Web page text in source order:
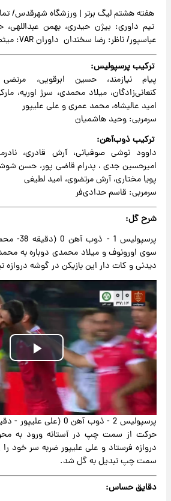
هفته هشتم لیگ برتر | ورزشگاه شهرقدس/
تیم داوری: بیژن حیدری، بهمن
عباسپور/ ناظر: رضا سخندان داوران VAR: میثم حیدری، علی بای
ترکیب پرسپولیس:
پیام نیازمند، حسین ابرقویی،
کنعانی‌زادگان، میلاد محمدی، سرژ اوریه،
امید عالیشاه، محمد عمری و علی علیپور
سرمربی: وحید هاشمیان
ترکیب ذوب‌آهن:
داوود نوشی صوفیانی، آرش قادری،
امیرحسین جدی ، پدرام قاضی پور، حسن
پویا مختاری، آرش مرتضوی، امید لطیفی
سرمربی: قاسم حدادی‌فر
شرح گل:
پرسپولیس
سوی اورونوف و میلاد محمدی دوباره به
دیدنی و کات دار این بازیکن در گوشه
Play
حرکت از سمت چپ در آستانه ورود به
دروازه فرستاد و علی علیپور ضربه سر خود
سمت چپ تبدیل به گل شد.
دقایق حساس: